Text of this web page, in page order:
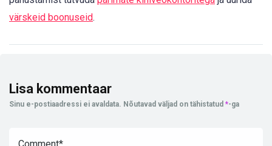
värskeid boonuseid.
Lisa kommentaar
Sinu e-postiaadressi ei avaldata. Nõutavad väljad on tähistatud *-ga